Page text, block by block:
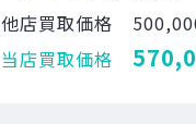
他店買取価格
当店買取価格